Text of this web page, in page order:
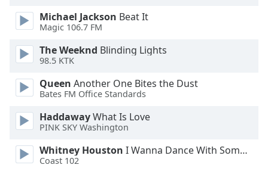
window. Michael Jackson Beat It
Magic 106.7 FM
The Weeknd Blinding Lights
98.5 KTK
Queen Another One Bites the Dust
Bates FM Office Standards
HaddawayWhat Is Love
PINK SKY Washington
Whitney Houston I Wanna Dance With Somebody
Coast 102